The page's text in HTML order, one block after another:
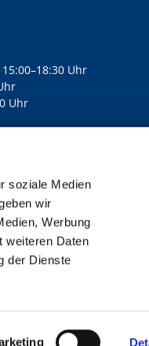
soziale Medien
wir
Werbung
weiteren Daten
der Dienste
Uhr
Uhr